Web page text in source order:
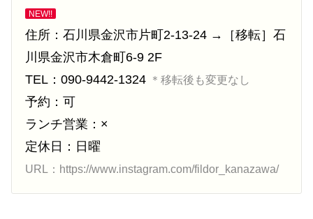
NEW!!
住所：石川県金沢市片町2-13-24 →［移転］石
川県金沢市木倉町6-9 2F
TEL：090-9442-1324 ＊移転後も変更なし
予約：可
ランチ営業：×
定休日：日曜
URL：https://www.instagram.com/fildor_kanazawa/